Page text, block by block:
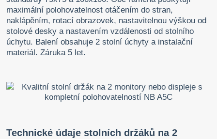
maximální polohovatelnost otáčením do stran,
naklápěním, rotací obrazovek, nastavitelnou výškou od
stolové desky a nastavením vzdálenosti od stolního
úchytu. Balení obsahuje 2 stolní úchyty a instalační
materiál. Záruka 5 let.
Technické údaje stolních držáků na 2